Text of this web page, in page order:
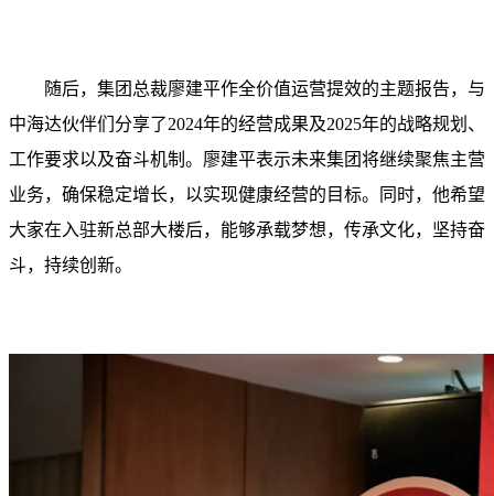
随后，集团总裁廖建平作全价值运营提效的主题报告，与
中海达伙伴们分享了2024年的经营成果及2025年的战略规划、
工作要求以及奋斗机制。廖建平表示未来集团将继续聚焦主营
业务，确保稳定增长，以实现健康经营的目标。同时，他希望
大家在入驻新总部大楼后，能够承载梦想，传承文化，坚持奋
斗，持续创新。